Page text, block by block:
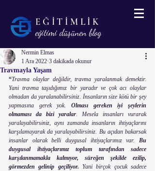
EĞİTİMLİK
eğitimi düşünen blog
Travmayla Yaşam
Nermin Elmas
1 Ara 2022 3 dakikada okunur
“Travma olaylar değildir, travma yaralanmak demektir.
Yani travma taşıdığımız bir yaradır ve çok acı olaylar
olmadan da yaralanabilirsiniz. İnsanların size kötü bir şey
yapmasına gerek yok. Olması gereken iyi şeylerin
olmaması da bizi yaralar. Mesela insanları vurarak
yaralayabilirsiniz, aynı zamanda insanların ihtiyaçlarını
karşılamayarak da yaralayabilirsiniz. Bu açıdan bakarsak
insanlar olarak belli duygusal ihtiyaçlarımız var. Bu
duygusal ihtiyaçlarımız toplum tarafından sadece
karşılanmamakla kalmıyor, süreğen şekilde ezilip,
görmezden gelinip geçiliyor. Yani birçok çocuk sadece